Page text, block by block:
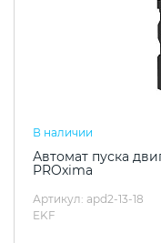
В наличии
Автомат пуска
PROxima
Артикул: apd2-13-18
EKF